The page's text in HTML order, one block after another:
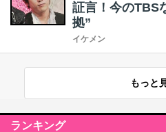
証言！今のTBS
拠”
イケメン
もっと
ランキング